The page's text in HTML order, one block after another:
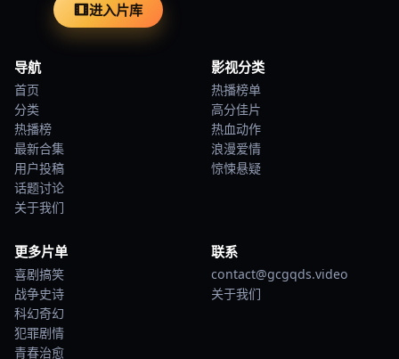
进入片库
导航
首页
分类
热播榜
最新合集
用户投稿
话题讨论
关于我们
影视分类
热播榜单
高分佳片
热血动作
浪漫爱情
惊悚悬疑
更多片单
喜剧搞笑
战争史诗
科幻奇幻
犯罪剧情
青春治愈
联系
contact@gcgqds.video
关于我们